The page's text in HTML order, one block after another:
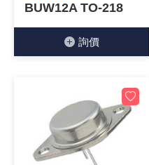
BUW12A TO-218
詢價